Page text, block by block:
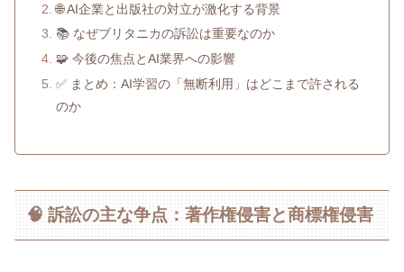
🌐 AI企業と出版社の対立が激化する背景
📚 なぜブリタニカの訴訟は重要なのか
🧩 今後の焦点とAI業界への影響
✅ まとめ：AI学習の「無断利用」はどこまで許される
のか
🧠 訴訟の主な争点：著作権侵害と商標権侵害